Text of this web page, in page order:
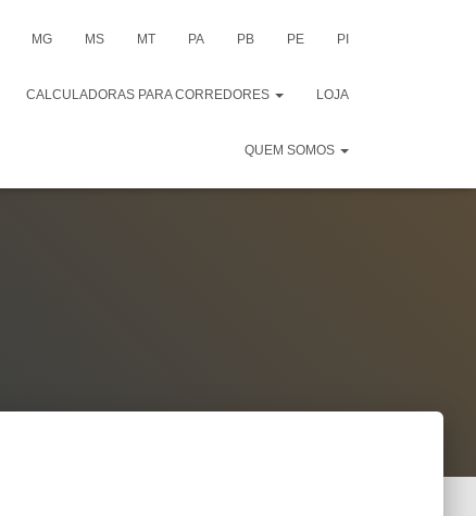
MG MS MT PA PB PE PI
CALCULADORAS PARA CORREDORES LOJA
QUEM SOMOS